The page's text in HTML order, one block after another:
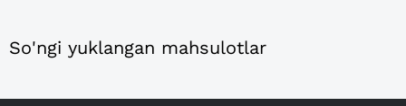
So'ngi yuklangan mahsulotlar